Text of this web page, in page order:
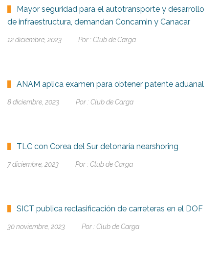
Mayor seguridad para el autotransporte y desarrollo
de infraestructura, demandan Concamin y Canacar
12 diciembre, 2023 Por : Club de Carga
ANAM aplica examen para obtener patente aduanal
8 diciembre, 2023 Por : Club de Carga
TLC con Corea del Sur detonaría nearshoring
7 diciembre, 2023 Por : Club de Carga
SICT publica reclasificación de carreteras en el DOF
30 noviembre, 2023 Por : Club de Carga